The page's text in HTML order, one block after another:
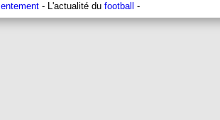
- L'actualité du football -